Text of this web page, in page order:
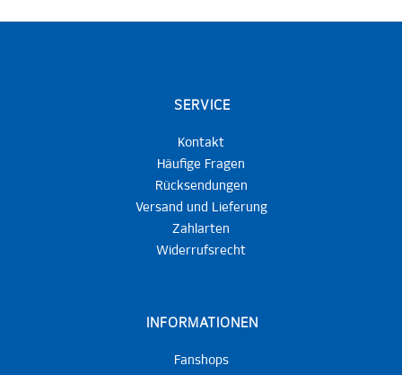
SERVICE
Kontakt
Häufige Fragen
Rücksendungen
Versand und Lieferung
Zahlarten
Widerrufsrecht
INFORMATIONEN
Fanshops